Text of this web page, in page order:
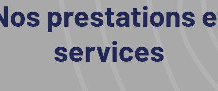
prestations
services